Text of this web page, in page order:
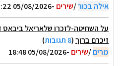
אילה בכור/שירים -05/08/2026 21:22
על השחיטה-לזכרו שלאריאל ביבאס
זיכרם ברוך(8 תגובות
)
מרים/שירים -05/08/2026 18:48